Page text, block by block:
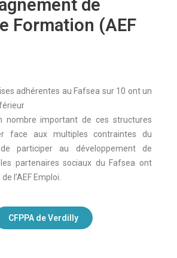
de
Formation (AEF
adhérentes au Fafsea sur 10 ont un
nombre important de ces structures
face aux multiples contraintes du
participer au développement de
les partenaires sociaux du Fafsea ont
l’AEF Emploi.
CFPPA de Verdilly